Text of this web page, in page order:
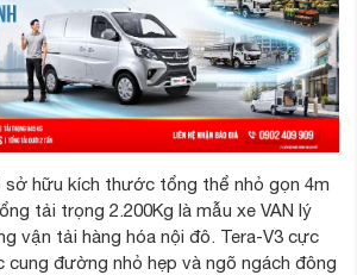
sở hữu kích thước tổng thể nhỏ gọn 4m
tải trọng 2.200Kg là mẫu xe VAN lý
vận tải hàng hóa nội đô. Tera-V3 cực
cung đường nhỏ hẹp và ngõ ngách đông